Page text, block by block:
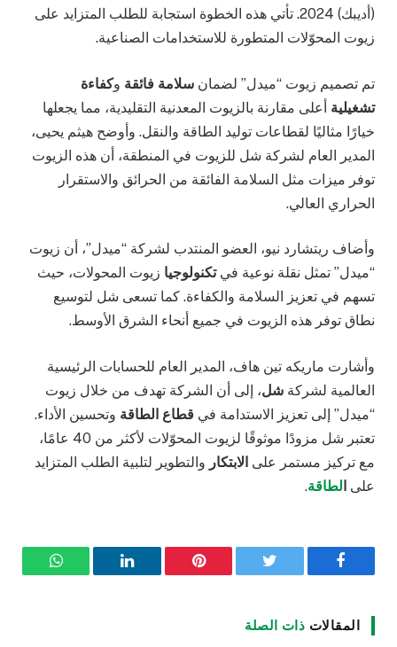
(أديبك) 2024. تأتي هذه الخطوة استجابة للطلب المتزايد على
زيوت المحوّلات المتطورة للاستخدامات الصناعية.
تم تصميم زيوت “ميدل” لضمان سلامة فائقة وكفاءة
تشغيلية أعلى مقارنة بالزيوت المعدنية التقليدية، مما يجعلها
خيارًا مثاليًا لقطاعات توليد الطاقة والنقل. وأوضح هيثم يحيى،
المدير العام لشركة شل للزيوت في المنطقة، أن هذه الزيوت
توفر ميزات مثل السلامة الفائقة من الحرائق والاستقرار
الحراري العالي.
وأضاف ريتشارد نيو، العضو المنتدب لشركة “ميدل”، أن زيوت
“ميدل” تمثل نقلة نوعية فيتكنولوجيا زيوت المحولات، حيث
تسهم في تعزيز السلامة والكفاءة. كما تسعى شل لتوسيع
نطاق توفر هذه الزيوت في جميع أنحاء الشرق الأوسط.
وأشارت ماريكه تين هاف، المدير العام للحسابات الرئيسية
العالمية لشركة شل، إلى أن الشركة تهدف من خلال زيوت
“ميدل” إلى تعزيز الاستدامة في قطاع الطاقة وتحسين الأداء.
تعتبر شل مزودًا موثوقًا لزيوت المحوّلات لأكثر من 40 عامًا،
مع تركيز مستمر على الابتكار والتطوير لتلبية الطلب المتزايد
على الطاقة.
فيسبوك تويتر بينتيريست لينكدإن واتساب
المقالات ذات الصلة